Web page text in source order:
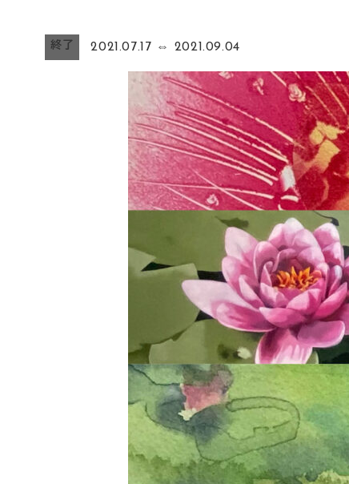
終了 2021.07.17 ⇔ 2021.09.04